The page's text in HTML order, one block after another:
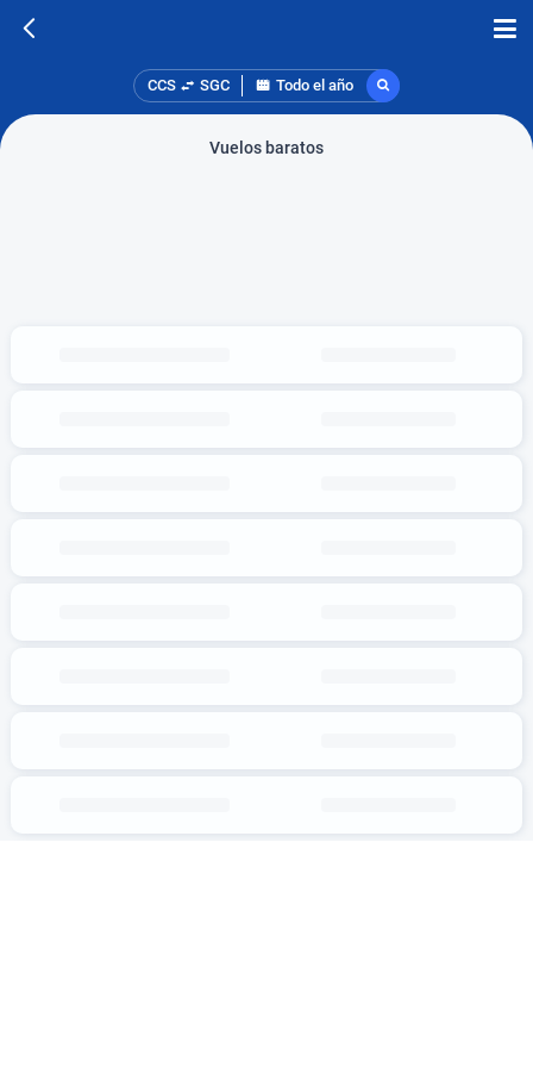
CCS SGC Todo el año
Vuelos baratos